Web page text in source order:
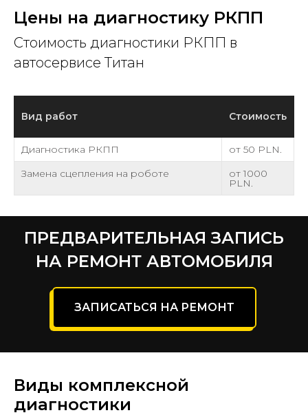
Цены на диагностику РКПП
Стоимость диагностики РКПП в
автосервисе Титан
Вид работ Стоимость
Диагностика РКПП
от 50 PLN.
Замена сцепления на роботе
от 1000
PLN.
ПРЕДВАРИТЕЛЬНАЯ ЗАПИСЬ
НА РЕМОНТ АВТОМОБИЛЯ
ЗАПИСАТЬСЯ НА РЕМОНТ
Виды комплексной
диагностики